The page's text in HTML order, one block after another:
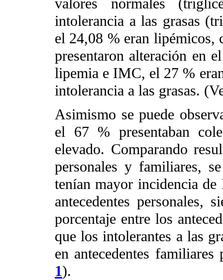
intolerancia a las grasas
el 24,08 % eran lipémicos,
presentaron alteración en
lipemia e IMC, el 27 %
intolerancia a las grasas.
Asimismo se puede
el 67 % presentaban
elevado. Comparando
personales y familiares,
tenían mayor incidencia
antecedentes
porcentaje entre los
que los intolerantes a las
en antecedentes
1).